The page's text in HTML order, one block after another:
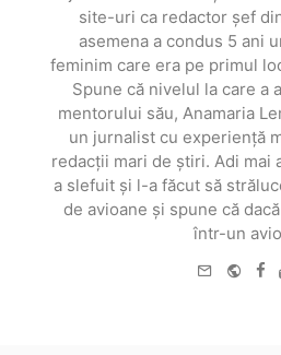
site-uri ca redactor șef
asemena a condus 5 ani
feminim care era pe primul
Spune că nivelul la care a
mentorului său, Anamaria
un jurnalist cu experiență
redacții mari de știri. Adi mai
a slefuit și l-a făcut să
de avioane și spune că
într-un
e-